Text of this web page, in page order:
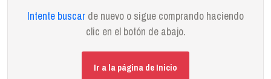
Intente buscar de nuevo o sigue comprando haciendo
clic en el botón de abajo.
Ir a la página de Inicio